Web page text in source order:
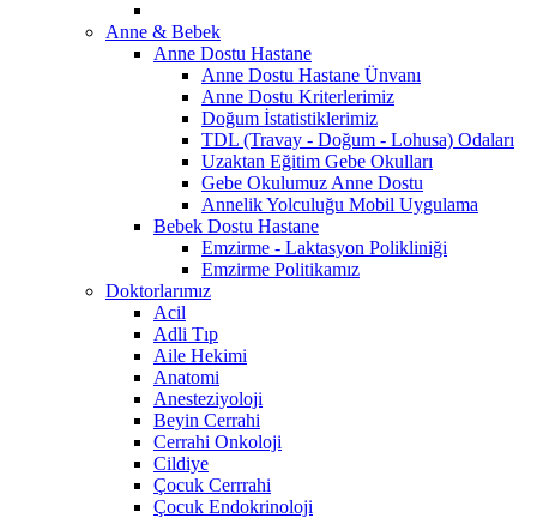
Anne & Bebek
Anne Dostu Hastane
Anne Dostu Hastane Ünvanı
Anne Dostu Kriterlerimiz
Doğum İstatistiklerimiz
TDL (Travay - Doğum - Lohusa) Odaları
Uzaktan Eğitim Gebe Okulları
Gebe Okulumuz Anne Dostu
Annelik Yolculuğu Mobil Uygulama
Bebek Dostu Hastane
Emzirme - Laktasyon Polikliniği
Emzirme Politikamız
Doktorlarımız
Acil
Adli Tıp
Aile Hekimi
Anatomi
Anesteziyoloji
Beyin Cerrahi
Cerrahi Onkoloji
Cildiye
Çocuk Cerrrahi
Çocuk Endokrinoloji